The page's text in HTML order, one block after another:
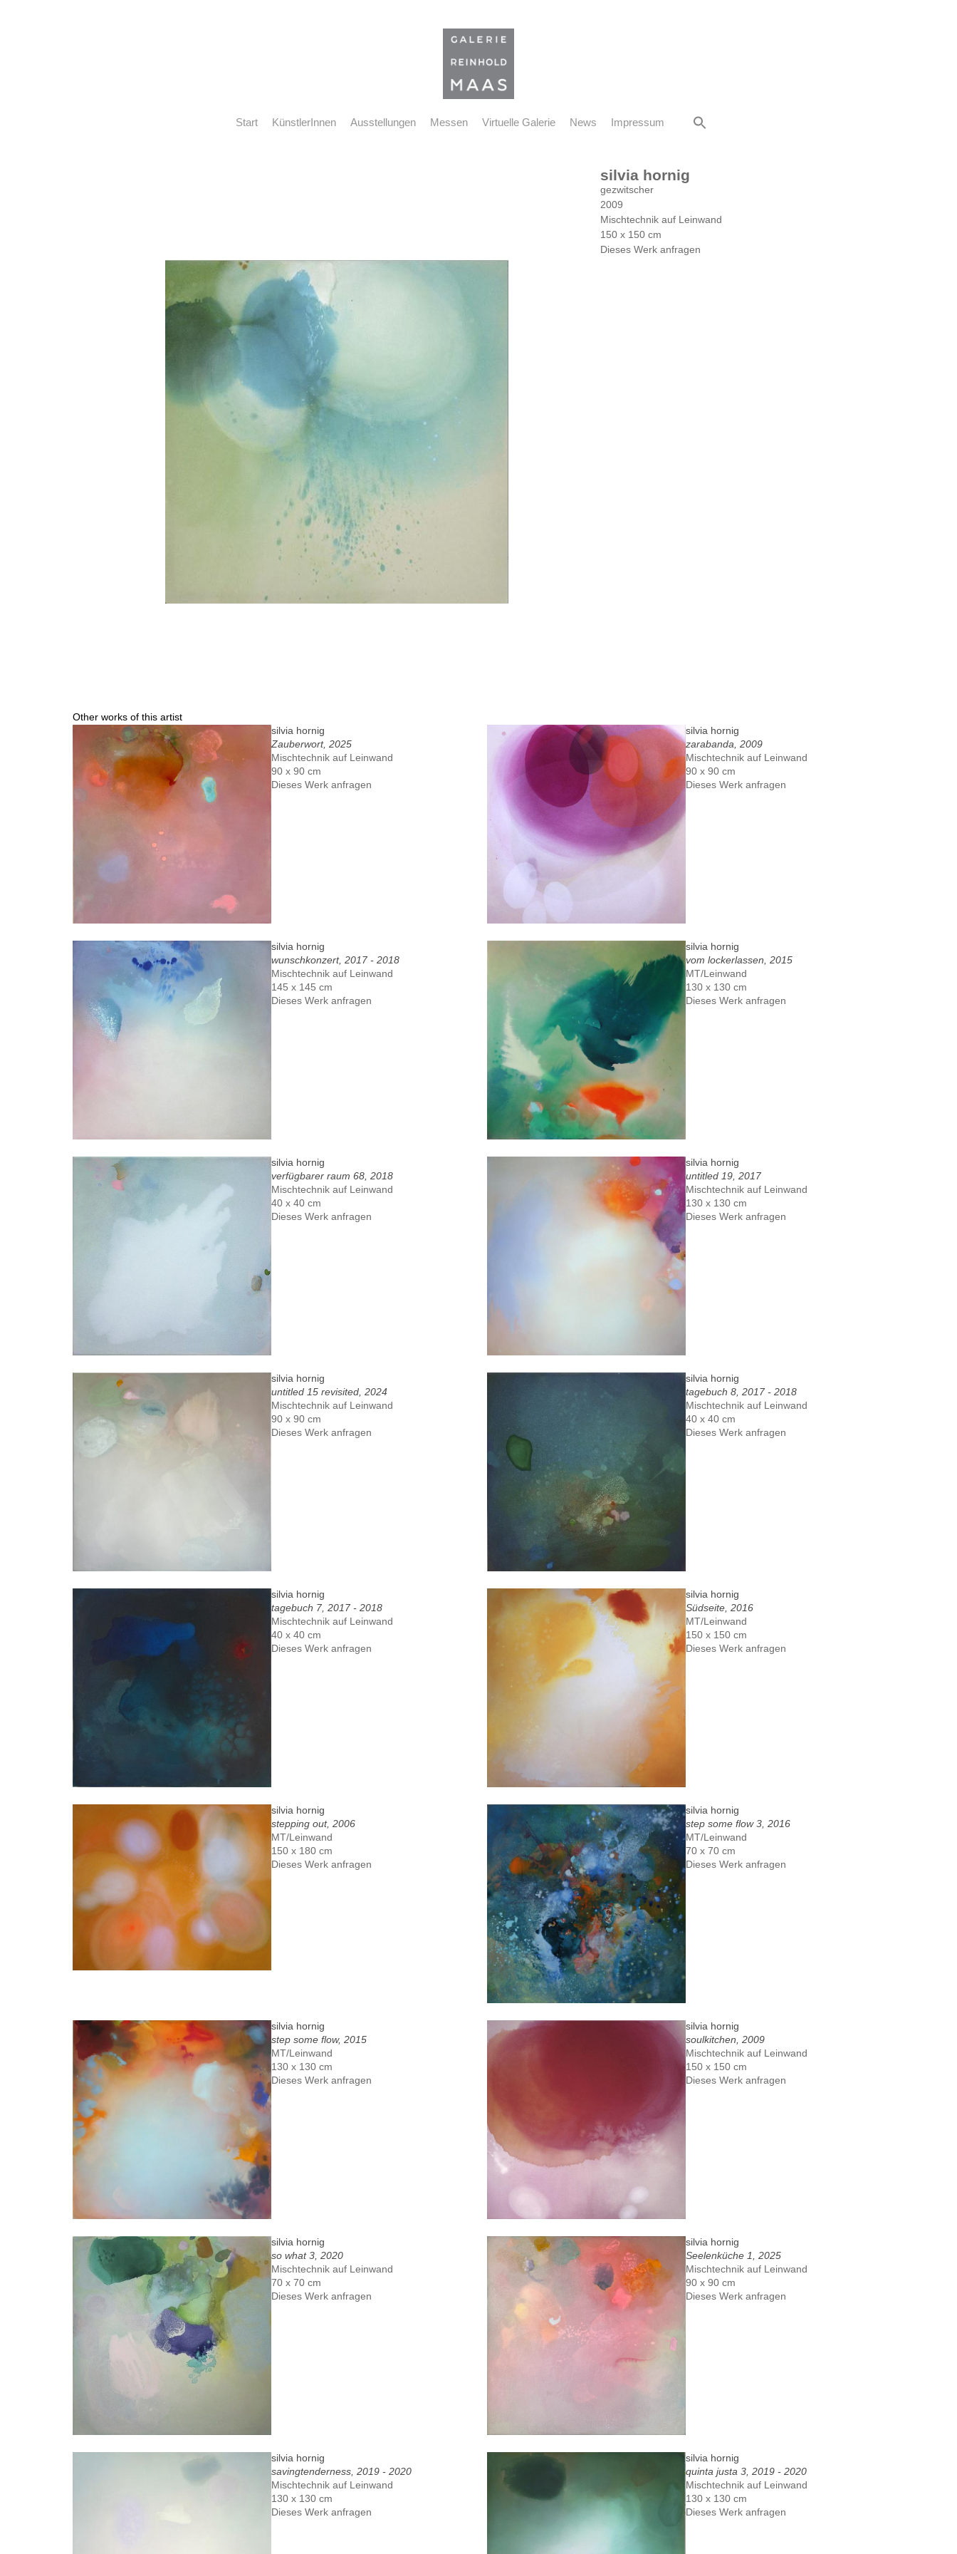
Start KünstlerInnen Ausstellungen Messen Virtuelle Galerie News Impressum
silvia hornig
gezwitscher
2009
Mischtechnik auf Leinwand
150 x 150 cm
Dieses Werk anfragen
Other works of this artist
silvia hornig
Zauberwort, 2025
Mischtechnik auf Leinwand
90 x 90 cm
Dieses Werk anfragen
silvia hornig
zarabanda, 2009
Mischtechnik auf Leinwand
90 x 90 cm
Dieses Werk anfragen
silvia hornig
wunschkonzert, 2017 - 2018
Mischtechnik auf Leinwand
145 x 145 cm
Dieses Werk anfragen
silvia hornig
vom lockerlassen, 2015
MT/Leinwand
130 x 130 cm
Dieses Werk anfragen
silvia hornig
verfügbarer raum 68, 2018
Mischtechnik auf Leinwand
40 x 40 cm
Dieses Werk anfragen
silvia hornig
untitled 19, 2017
Mischtechnik auf Leinwand
130 x 130 cm
Dieses Werk anfragen
silvia hornig
untitled 15 revisited, 2024
Mischtechnik auf Leinwand
90 x 90 cm
Dieses Werk anfragen
silvia hornig
tagebuch 8, 2017 - 2018
Mischtechnik auf Leinwand
40 x 40 cm
Dieses Werk anfragen
silvia hornig
tagebuch 7, 2017 - 2018
Mischtechnik auf Leinwand
40 x 40 cm
Dieses Werk anfragen
silvia hornig
Südseite, 2016
MT/Leinwand
150 x 150 cm
Dieses Werk anfragen
silvia hornig
stepping out, 2006
MT/Leinwand
150 x 180 cm
Dieses Werk anfragen
silvia hornig
step some flow 3, 2016
MT/Leinwand
70 x 70 cm
Dieses Werk anfragen
silvia hornig
step some flow, 2015
MT/Leinwand
130 x 130 cm
Dieses Werk anfragen
silvia hornig
soulkitchen, 2009
Mischtechnik auf Leinwand
150 x 150 cm
Dieses Werk anfragen
silvia hornig
so what 3, 2020
Mischtechnik auf Leinwand
70 x 70 cm
Dieses Werk anfragen
silvia hornig
Seelenküche 1, 2025
Mischtechnik auf Leinwand
90 x 90 cm
Dieses Werk anfragen
silvia hornig
savingtenderness, 2019 - 2020
Mischtechnik auf Leinwand
130 x 130 cm
Dieses Werk anfragen
silvia hornig
quinta justa 3, 2019 - 2020
Mischtechnik auf Leinwand
130 x 130 cm
Dieses Werk anfragen